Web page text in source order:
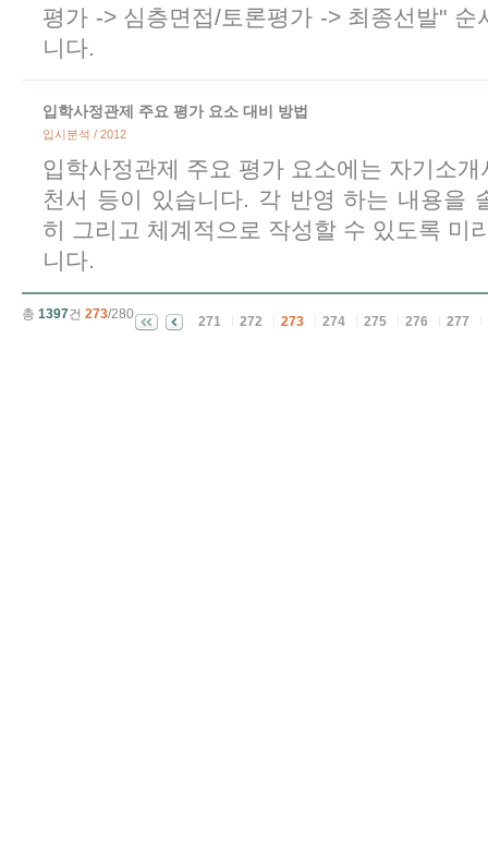
평가 -> 심층면접/토론평가 -> 최종선발" 순
니다.
입학사정관제 주요 평가 요소 대비 방법
입시분석 / 2012
입학사정관제 주요 평가 요소에는 자기소
천서 등이 있습니다. 각 반영 하는 내용을
히 그리고 체계적으로 작성할 수 있도록 미
니다.
총 1397건 273/280
271 272 273 274 275 276 277